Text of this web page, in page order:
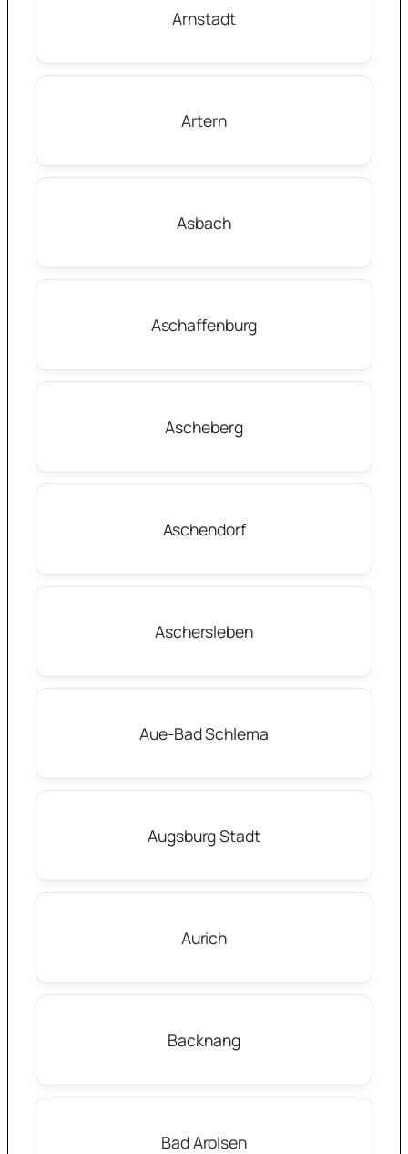
Arnstadt
Artern
Asbach
Aschaffenburg
Ascheberg
Aschendorf
Aschersleben
Aue-Bad Schlema
Augsburg Stadt
Aurich
Backnang
Bad Arolsen